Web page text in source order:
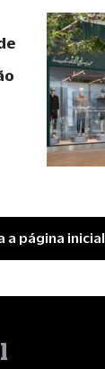
a página inicial